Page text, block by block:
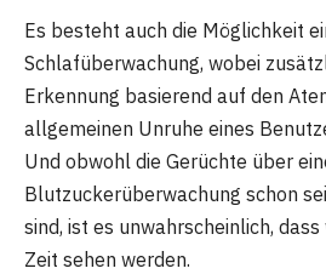
Es besteht auch die Möglichkeit
Schlafüberwachung, wobei
Erkennung basierend auf den
allgemeinen Unruhe eines
Und obwohl die Gerüchte über
Blutzuckerüberwachung schon
sind, ist es unwahrscheinlich,
Zeit sehen werden.